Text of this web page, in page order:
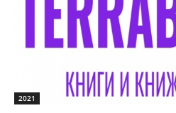
2021